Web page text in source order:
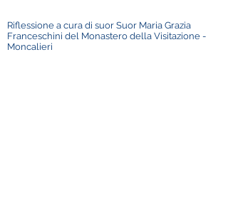
Riflessione a cura di suor Suor Maria Grazia
Franceschini del Monastero della Visitazione -
Moncalieri